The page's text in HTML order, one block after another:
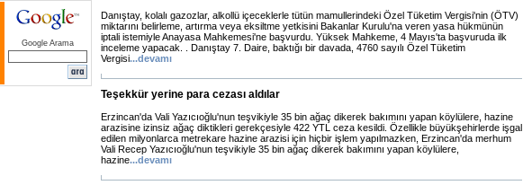
Google Arama
Danıştay, kolalı gazozlar, alkollü içeceklerle tütün mamullerindeki Özel Tüketim Vergisi'nin (ÖTV)
miktarını belirleme, artırma veya eksiltme yetkisini Bakanlar Kurulu'na veren yasa hükmünün
iptali istemiyle Anayasa Mahkemesi'ne başvurdu. Yüksek Mahkeme, 4 Mayıs'ta başvuruda ilk
inceleme yapacak. . Danıştay 7. Daire, baktığı bir davada, 4760 sayılı Özel Tüketim
Vergisi...devamı
Teşekkür yerine para cezası aldılar
Erzincan'da Vali Yazıcıoğlu'nun teşvikiyle 35 bin ağaç dikerek bakımını yapan köylülere, hazine
arazisine izinsiz ağaç diktikleri gerekçesiyle 422 YTL ceza kesildi. Özellikle büyükşehirlerde işgal
edilen milyonlarca metrekare hazine arazisi için hiçbir işlem yapılmazken, Erzincan'da merhum
Vali Recep Yazıcıoğlu'nun teşvikiyle 35 bin ağaç dikerek bakımını yapan köylülere,
hazine...devamı